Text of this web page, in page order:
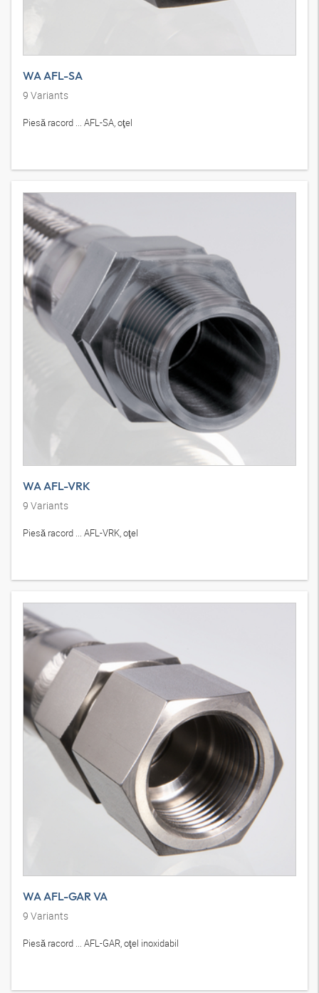
WA AFL-SA
9 Variants
Piesă racord ... AFL-SA, oţel
WA AFL-VRK
9 Variants
Piesă racord ... AFL-VRK, oţel
WA AFL-GAR VA
9 Variants
Piesă racord ... AFL-GAR, oţel inoxidabil